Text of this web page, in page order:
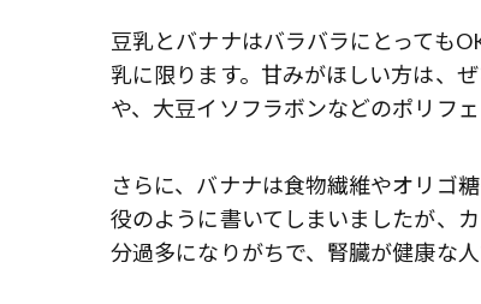
豆乳とバナナはバラバラにとっても
乳に限ります。甘みがほしい方は、
や、大豆イソフラボンなどのポリフェ
さらに、バナナは食物繊維やオリゴ
役のように書いてしまいましたが、
分過多になりがちで、腎臓が健康な